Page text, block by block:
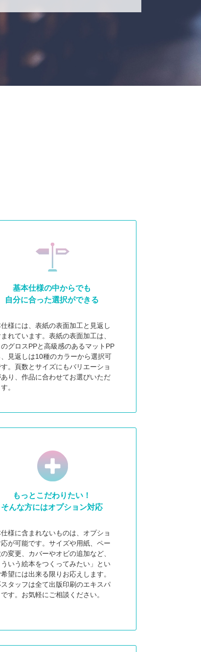
基本仕様の中からでも
自分に合った選択ができる
様には、表紙の表面加工と見返し
れています。表紙の表面加工は、
グロスPPと高級感のあるマットPP
見返しは10種のカラーから選択可
。頁数とサイズにもバリエーショ
あり、作品に合わせてお選びいただ
。
もっとこだわりたい！
そんな方にはオプション対応
様に含まれないものは、オプショ
応が可能です。サイズや用紙、ペー
変更、カバーやオビの追加など、
ういう絵本をつくってみたい」とい
希望には出来る限りお応えします。
タッフは全て出版印刷のエキスパ
す。お気軽にご相談ください。